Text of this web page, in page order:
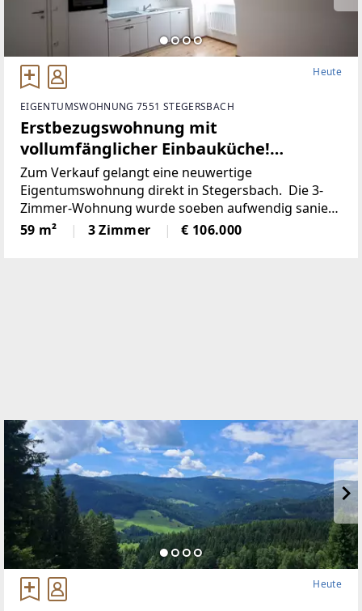
Heute
EIGENTUMSWOHNUNG 7551 STEGERSBACH
Erstbezugswohnung mit
vollumfänglicher Einbauküche!
(Provisionsfrei)
Zum Verkauf gelangt eine neuwertige
Eigentumswohnung direkt in Stegersbach. Die 3-
Zimmer-Wohnung wurde soeben aufwendig saniert.
So wurde unter anderem dieElektronik gänzlich
erneuert und für einen niedrigen
59 m² 3 Zimmer € 106.000
Heute